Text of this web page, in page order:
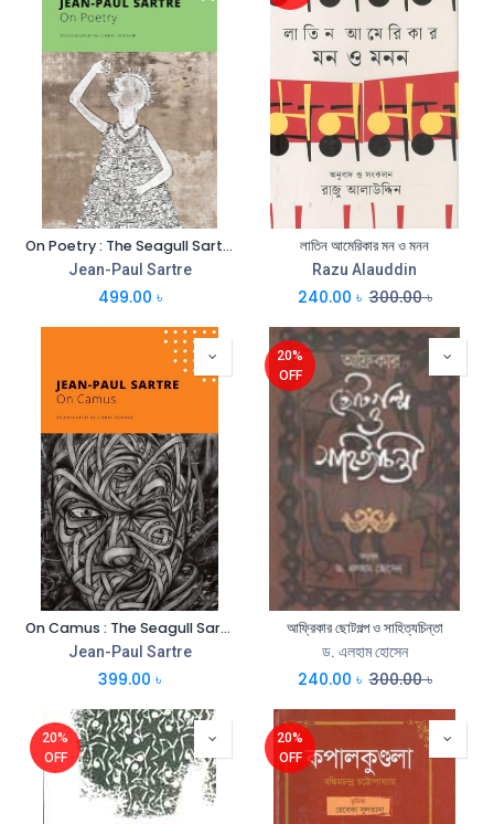
On Poetry : The Seagull Sartre Library 3
Jean-Paul Sartre
499.00 ৳
লাতিন আমেরিকার মন ও মনন
Razu Alauddin
240.00 ৳ 300.00৳
On Camus : The Seagull Sartre Library 8
Jean-Paul Sartre
399.00 ৳
20%
OFF
আফ্রিকার ছোটগল্প ও সাহিত্যচিন্তা
ড. এলহাম হোসেন
240.00 ৳ 300.00৳
20%
OFF
20%
OFF